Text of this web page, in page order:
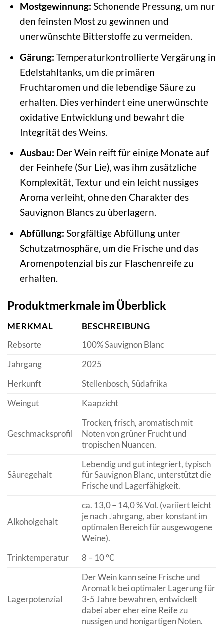
Mostgewinnung: Schonende Pressung, um nur
den feinsten Most zu gewinnen und
unerwünschte Bitterstoffe zu vermeiden.
Gärung: Temperaturkontrollierte Vergärung in
Edelstahltanks, um die primären
Fruchtaromen und die lebendige Säure zu
erhalten. Dies verhindert eine unerwünschte
oxidative Entwicklung und bewahrt die
Integrität des Weins.
Ausbau: Der Wein reift für einige Monate auf
der Feinhefe (Sur Lie), was ihm zusätzliche
Komplexität, Textur und ein leicht nussiges
Aroma verleiht, ohne den Charakter des
Sauvignon Blancs zu überlagern.
Abfüllung: Sorgfältige Abfüllung unter
Schutzatmosphäre, um die Frische und das
Aromenpotenzial bis zur Flaschenreife zu
erhalten.
Produktmerkmale im Überblick
MERKMAL
BESCHREIBUNG
Rebsorte
100% Sauvignon Blanc
Jahrgang
2025
Herkunft
Stellenbosch, Südafrika
Weingut
Kaapzicht
Geschmacksprofil
Trocken, frisch, aromatisch mit
Noten von grüner Frucht und
tropischen Nuancen.
Säuregehalt
Lebendig und gut integriert, typisch
für Sauvignon Blanc, unterstützt die
Frische und Lagerfähigkeit.
Alkoholgehalt
ca. 13,0 – 14,0 % Vol. (variiert leicht
je nach Jahrgang, aber konstant im
optimalen Bereich für ausgewogene
Weine).
Trinktemperatur
8 – 10 °C
Lagerpotenzial
Der Wein kann seine Frische und
Aromatik bei optimaler Lagerung für
3-5 Jahre bewahren, entwickelt
dabei aber eher eine Reife zu
nussigen und honigartigen Noten.